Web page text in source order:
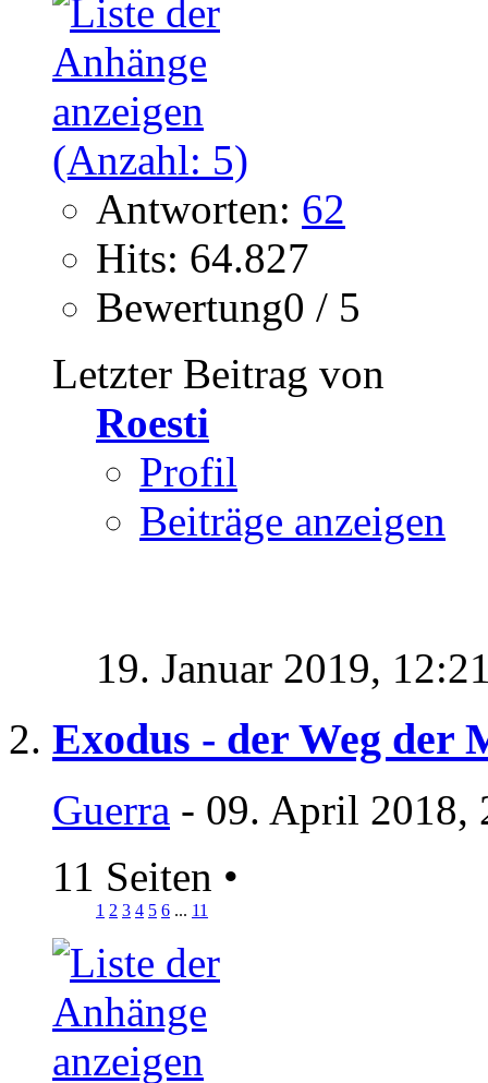
Antworten: 62
Hits: 64.827
Bewertung0 / 5
Letzter Beitrag von
Roesti
Profil
Beiträge anzeigen
19. Januar 2019,
Exodus - der Weg der
Guerra - 09. April 2018,
11 Seiten •
1 2 3 4 5 6 ... 11